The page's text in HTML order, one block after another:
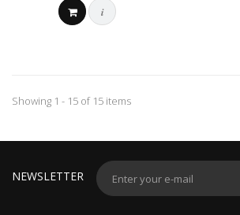
i
Showing 1 - 15 of 15 items
NEWSLETTER